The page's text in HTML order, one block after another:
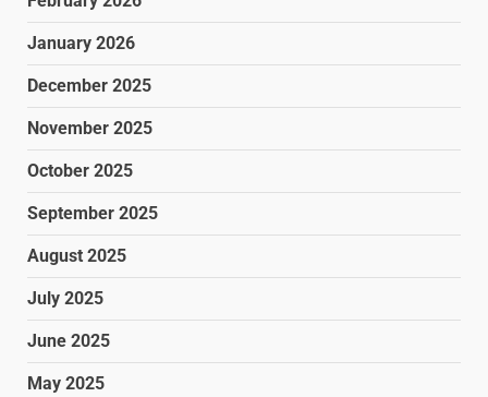
January 2026
December 2025
November 2025
October 2025
September 2025
August 2025
July 2025
June 2025
May 2025